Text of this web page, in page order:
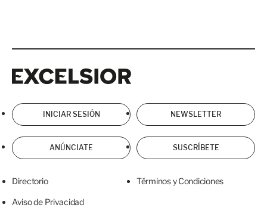
INICIAR SESIÓN NEWSLETTER
ANÚNCIATE SUSCRÍBETE
Directorio Términos y Condiciones
Aviso de Privacidad